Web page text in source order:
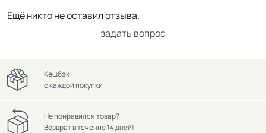
Ещё никто не оставил отзыва.
задать вопрос
Кешбэк
с каждой покупки
Не понравился товар?
Возврат в течение 14 дней!